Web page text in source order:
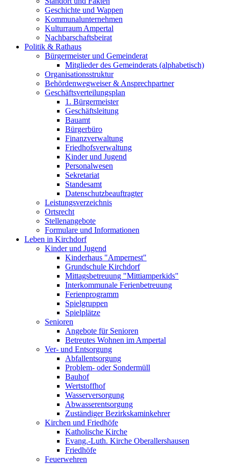
Geschichte und Wappen
Kommunalunternehmen
Kulturraum Ampertal
Nachbarschaftsbeirat
Politik & Rathaus
Bürgermeister und Gemeinderat
Mitglieder des Gemeinderats (alphabetisch)
Organisationsstruktur
Behördenwegweiser & Ansprechpartner
Geschäftsverteilungsplan
1. Bürgermeister
Geschäftsleitung
Bauamt
Bürgerbüro
Finanzverwaltung
Friedhofsverwaltung
Kinder und Jugend
Personalwesen
Sekretariat
Standesamt
Datenschutzbeauftragter
Leistungsverzeichnis
Ortsrecht
Stellenangebote
Formulare und Informationen
Leben in Kirchdorf
Kinder und Jugend
Kinderhaus "Ampernest"
Grundschule Kirchdorf
Mittagsbetreuung "Mittiamperkids"
Interkommunale Ferienbetreuung
Ferienprogramm
Spielgruppen
Spielplätze
Senioren
Angebote für Senioren
Betreutes Wohnen im Ampertal
Ver- und Entsorgung
Abfallentsorgung
Problem- oder Sondermüll
Bauhof
Wertstoffhof
Wasserversorgung
Abwasserentsorgung
Zuständiger Bezirkskaminkehrer
Kirchen und Friedhöfe
Katholische Kirche
Evang.-Luth. Kirche Oberallershausen
Friedhöfe
Feuerwehren